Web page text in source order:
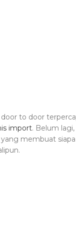
to door
import. Belum
membuat